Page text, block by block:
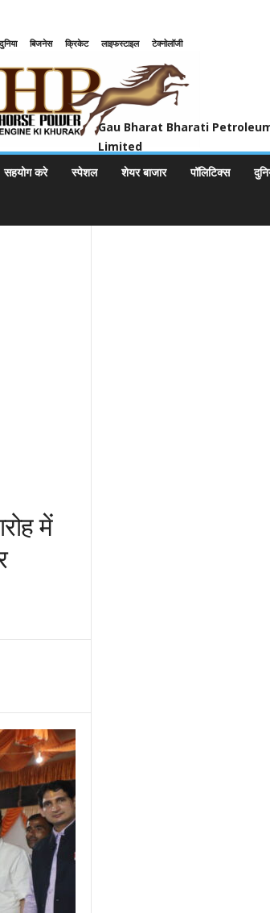
बिजनेस क्रिकेट लाइफस्टाइल
टेक्नोलॉजी
Gau Bharat Bharati
Limited
सहयोग करे स्पेशल शेयर बाजार पॉलिटिक्स
में